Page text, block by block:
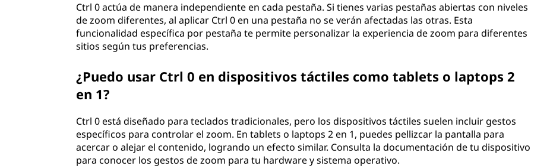
Ctrl 0 actúa de manera independiente en cada pestaña. Si tienes varias pestañas abiertas con niveles
de zoom diferentes, al aplicar Ctrl 0 en una pestaña no se verán afectadas las otras. Esta
funcionalidad específica por pestaña te permite personalizar la experiencia de zoom para diferentes
sitios según tus preferencias.
¿Puedo usar Ctrl 0 en dispositivos táctiles como tablets o laptops 2
en 1?
Ctrl 0 está diseñado para teclados tradicionales, pero los dispositivos táctiles suelen incluir gestos
específicos para controlar el zoom. En tablets o laptops 2 en 1, puedes pellizcar la pantalla para
acercar o alejar el contenido, logrando un efecto similar. Consulta la documentación de tu dispositivo
para conocer los gestos de zoom para tu hardware y sistema operativo.